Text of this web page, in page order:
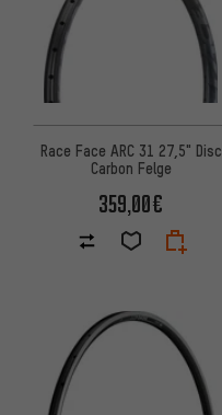
Race Face ARC 31 27,5" Disc
Carbon Felge
359,00€